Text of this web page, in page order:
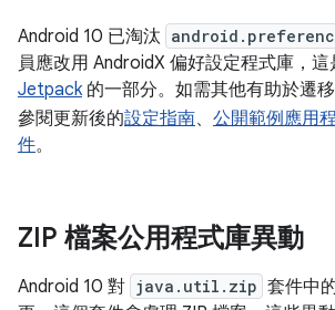
Android 10 已淘汰
員應改用 AndroidX 偏好設定程式庫，這
Jetpack的一部分。如需其他有助於遷
參閱更新後的設定指南、 公開範例應用
件。
ZIP 檔案公用程式庫異動
Android 10 對 java.util.zip 套件中